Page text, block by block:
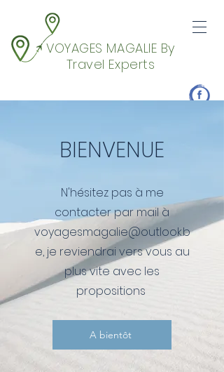
VOYAGES MAGALIE By
Travel Experts
BIENVENUE
N'hésitez pas à me
contacter par mail à
voyagesmagalie@outlook.b
e, je reviendrai vers vous au
plus vite avec les
propositions
A bientôt